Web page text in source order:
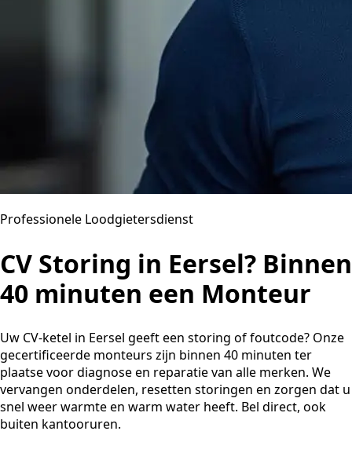
Professionele Loodgietersdienst
CV Storing in Eersel? Binnen
40 minuten een Monteur
Uw CV-ketel in Eersel geeft een storing of foutcode? Onze
gecertificeerde monteurs zijn binnen 40 minuten ter
plaatse voor diagnose en reparatie van alle merken. We
vervangen onderdelen, resetten storingen en zorgen dat u
snel weer warmte en warm water heeft. Bel direct, ook
buiten kantooruren.